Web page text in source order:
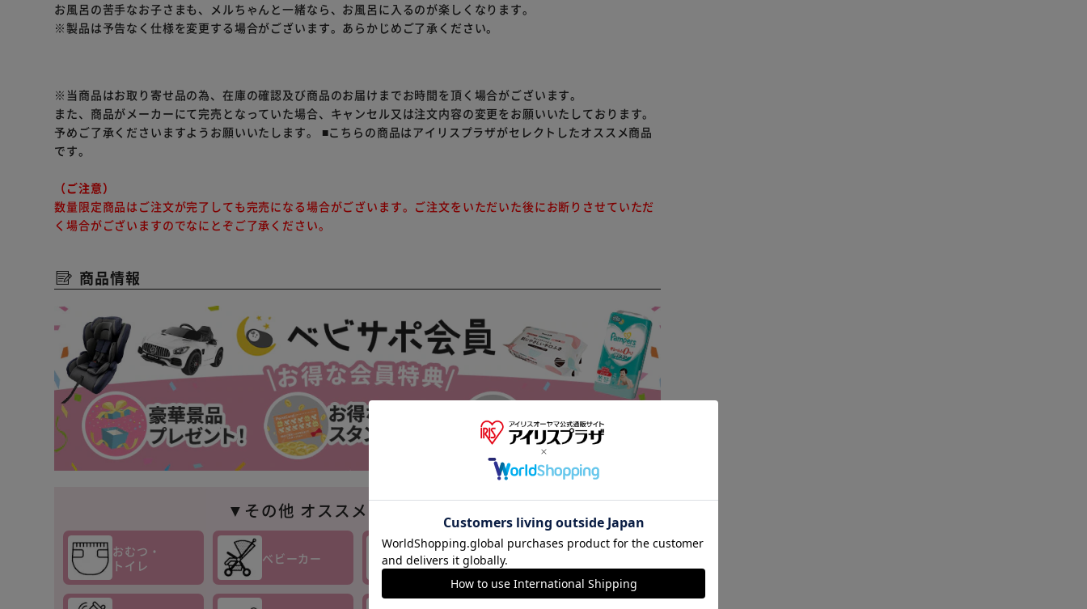
お風呂の苦手なお子さまも、メルちゃんと一緒なら、お風呂に入るのが楽しくなります。
※製品は予告なく仕様を変更する場合がございます。あらかじめご了承ください。
※当商品はお取り寄せ品の為、在庫の確認及び商品のお届けまでお時間を頂く場合がございます。
また、商品がメーカーにて完売となっていた場合、キャンセル又は注文内容の変更をお願いいたしております。
予めご了承くださいますようお願いいたします。 ■こちらの商品はアイリスプラザがセレクトしたオススメ商品
です。
（ご注意）
数量限定商品はご注文が完了しても完売になる場合がございます。ご注文をいただいた後にお断りさせていただ
く場合がございますのでなにとぞご了承ください。
商品情報
▼その他 オススメ商品はこちら▼
おむつ・
トイレ
ベビーカー
チャイルド
シート
※ご確認ください